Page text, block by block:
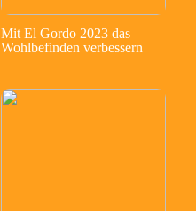
Mit El Gordo 2023 das
Wohlbefinden verbessern